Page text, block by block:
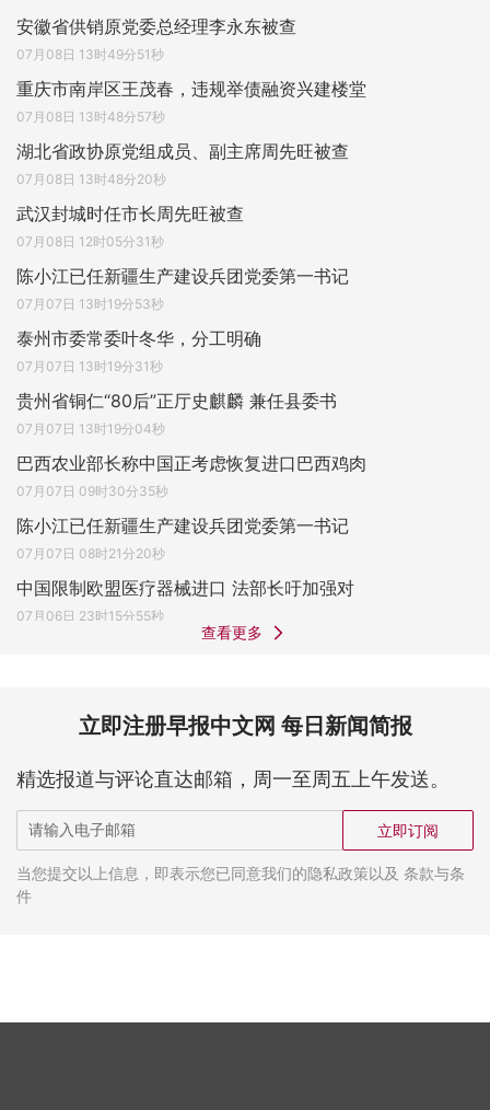
安徽省供销原党委总经理李永东被查
07月08日 13时49分51秒
重庆市南岸区王茂春，违规举债融资兴建楼堂
07月08日 13时48分57秒
湖北省政协原党组成员、副主席周先旺被查
07月08日 13时48分20秒
武汉封城时任市长周先旺被查
07月08日 12时05分31秒
陈小江已任新疆生产建设兵团党委第一书记
07月07日 13时19分53秒
泰州市委常委叶冬华，分工明确
07月07日 13时19分31秒
贵州省铜仁“80后”正厅史麒麟 兼任县委书
07月07日 13时19分04秒
巴西农业部长称中国正考虑恢复进口巴西鸡肉
07月07日 09时30分35秒
陈小江已任新疆生产建设兵团党委第一书记
07月07日 08时21分20秒
中国限制欧盟医疗器械进口 法部长吁加强对
07月06日 23时15分55秒
查看更多
立即注册早报中文网 每日新闻简报
精选报道与评论直达邮箱，周一至周五上午发送。
立即订阅
当您提交以上信息，即表示您已同意我们的隐私政策以及 条款与条
件